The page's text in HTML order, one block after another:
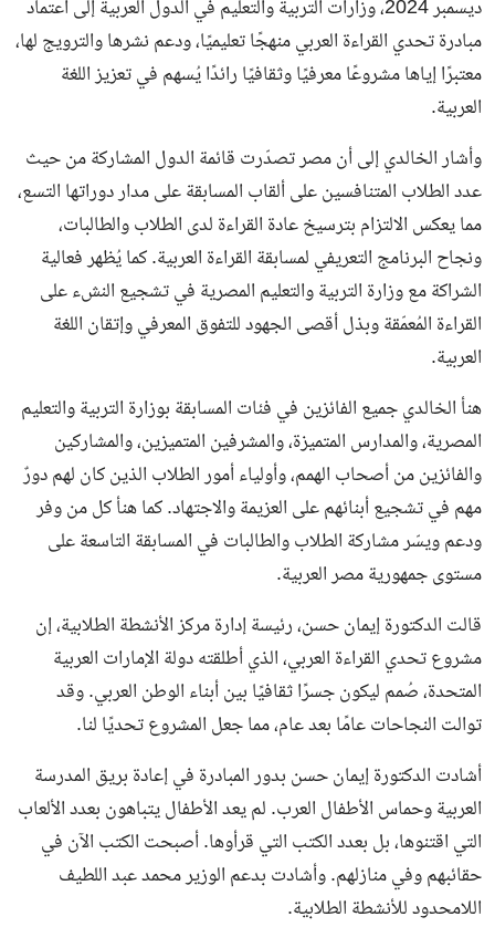
ديسمبر 2024، وزارات التربية والتعليم في الدول العربية إلى اعتماد
مبادرة تحدي القراءة العربي منهجًا تعليميًا، ودعم نشرها والترويج لها،
معتبرًا إياها مشروعًا معرفيًا وثقافيًا رائدًا يُسهم في تعزيز اللغة
العربية.
وأشار الخالدي إلى أن مصر تصدّرت قائمة الدول المشاركة من حيث
عدد الطلاب المتنافسين على ألقاب المسابقة على مدار دوراتها التسع،
مما يعكس الالتزام بترسيخ عادة القراءة لدى الطلاب والطالبات،
ونجاح البرنامج التعريفي لمسابقة القراءة العربية. كما يُظهر فعالية
الشراكة مع وزارة التربية والتعليم المصرية في تشجيع النشء على
القراءة المُعمّقة وبذل أقصى الجهود للتفوق المعرفي وإتقان اللغة
العربية.
هنأ الخالدي جميع الفائزين في فئات المسابقة بوزارة التربية والتعليم
المصرية، والمدارس المتميزة، والمشرفين المتميزين، والمشاركين
والفائزين من أصحاب الهمم، وأولياء أمور الطلاب الذين كان لهم دورٌ
مهم في تشجيع أبنائهم على العزيمة والاجتهاد. كما هنأ كل من وفر
ودعم ويسّر مشاركة الطلاب والطالبات في المسابقة التاسعة على
مستوى جمهورية مصر العربية.
قالت الدكتورة إيمان حسن، رئيسة إدارة مركز الأنشطة الطلابية، إن
مشروع تحدي القراءة العربي، الذي أطلقته دولة الإمارات العربية
المتحدة، صُمم ليكون جسرًا ثقافيًا بين أبناء الوطن العربي. وقد
توالت النجاحات عامًا بعد عام، مما جعل المشروع تحديًا لنا.
أشادت الدكتورة إيمان حسن بدور المبادرة في إعادة بريق المدرسة
العربية وحماس الأطفال العرب. لم يعد الأطفال يتباهون بعدد الألعاب
التي اقتنوها، بل بعدد الكتب التي قرأوها. أصبحت الكتب الآن في
حقائبهم وفي منازلهم. وأشادت بدعم الوزير محمد عبد اللطيف
اللامحدود للأنشطة الطلابية.